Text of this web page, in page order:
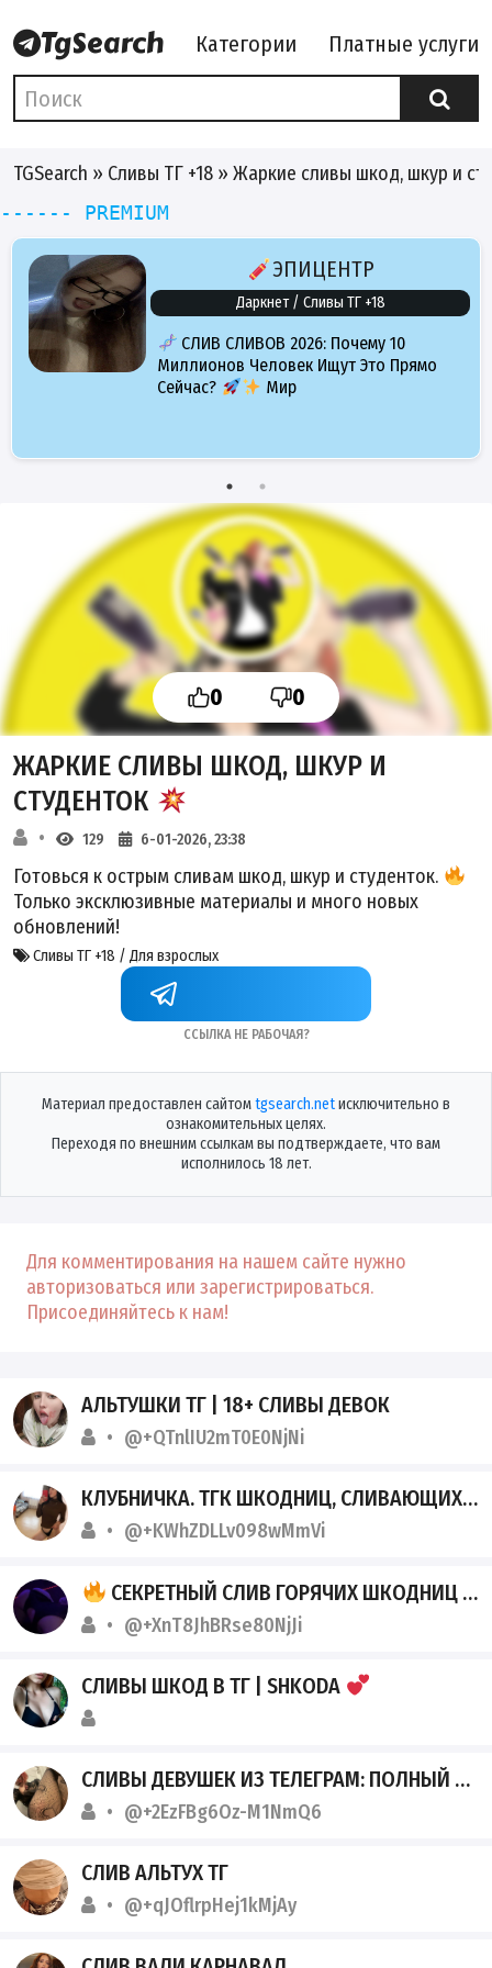
Категории Платные услуги
TGSearch » Сливы ТГ +18 » Жаркие сливы шкод, шкур и
------ PREMIUM
ЭПИЦЕНТР
Даркнет / Сливы ТГ +18
СЛИВ СЛИВОВ 2026: Почему 10
Миллионов Человек Ищут Это Прямо
Сейчас?
Мир
0 0
ЖАРКИЕ СЛИВЫ ШКОД, ШКУР И
СТУДЕНТОК
129 6-01-2026, 23:38
Готовься к острым сливам шкод, шкур и студенток.
Только эксклюзивные материалы и много новых
обновлений!
Сливы ТГ +18 / Для взрослых
Ссылка не рабочая?
Материал предоставлен сайтомtgsearch.netисключительно в
ознакомительных целях.
Переходя по внешним ссылкам вы подтверждаете, что вам
исполнилось 18 лет.
Для комментирования на нашем сайте нужно
авторизоваться или зарегистрироваться.
Присоединяйтесь к нам!
АЛЬТУШКИ ТГ | 18+ СЛИВЫ ДЕВОК
@+QTnlIU2mT0E0NjNi
КЛУБНИЧКА. ТГК ШКОДНИЦ, СЛИВАЮЩИХ СВОИ ФОТО И ВИДЕО.
@+KWhZDLLv098wMmVi
СЕКРЕТНЫЙ СЛИВ ГОРЯЧИХ ШКОДНИЦ 18+
@+XnT8JhBRse80NjJi
СЛИВЫ ШКОД В ТГ | SHKODA
СЛИВЫ ДЕВУШЕК ИЗ ТЕЛЕГРАМ: ПОЛНЫЙ АРХИВ
@+2EzFBg6Oz-M1NmQ6
СЛИВ АЛЬТУХ ТГ
@+qJOflrpHej1kMjAy